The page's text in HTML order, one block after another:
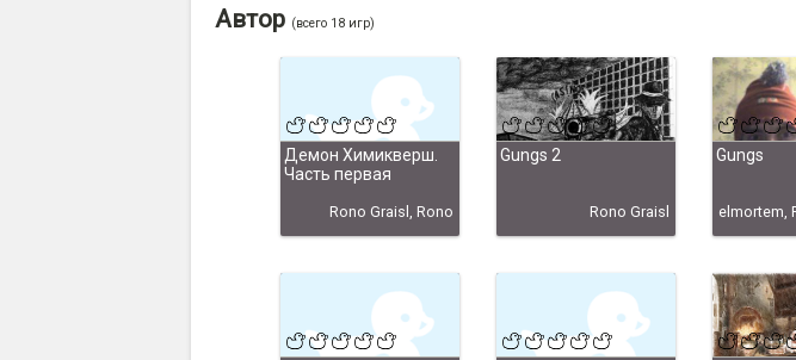
Автор (всего 18 игр)
Демон Химикверш.
Часть первая
Rono Graisl, Rono
Gungs 2
Rono Graisl
Gungs